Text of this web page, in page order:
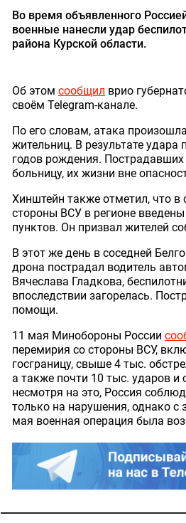
Во время объявленного
военные нанесли удар
района Курской области.
Об этом сообщил врио
своём Telegram-канале.
По его словам, атака
жительниц. В результате
годов рождения.
больницу, их жизни вне
Хинштейн также отметил, что
стороны ВСУ в регионе
пунктов. Он призвал жителей
В этот же день в соседней
дрона пострадал водитель
Вячеслава Гладкова,
впоследствии загорелась.
помощи.
11 мая Минобороны России
перемирия со стороны ВСУ,
госграницу, свыше 4 тыс.
а также почти 10 тыс. ударов и
несмотря на это, Россия
только на нарушения, однако с
мая военная операция была